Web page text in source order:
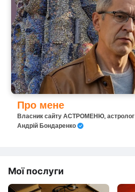
Про мене
Власник сайту АСТРОМЕНЮ, астролог
Андрій Бондаренко
Мої послуги